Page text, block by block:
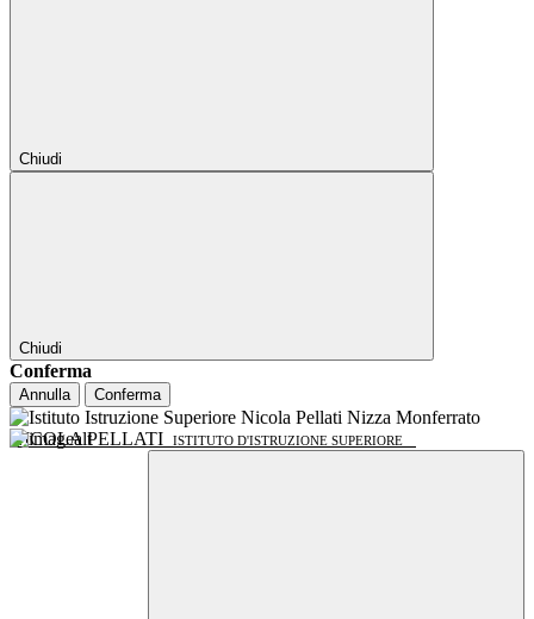
Chiudi
Chiudi
Conferma
Annulla Conferma
NICOLA PELLATI ISTITUTO D'ISTRUZIONE SUPERIORE